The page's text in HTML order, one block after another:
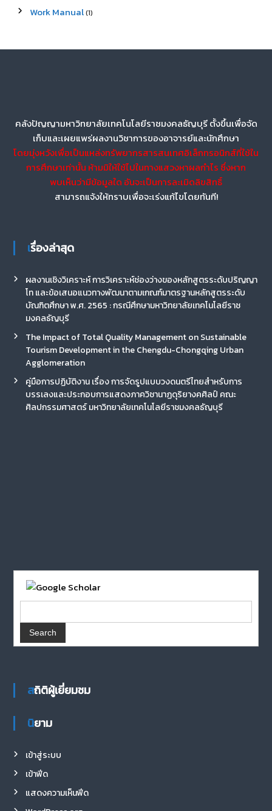
Work Manual(1)
คลังปัญญามหาวิทยาลัยเทคโนโลยีราชมงคลธัญบุรี ตั้งขึ้นเพื่อจัด
เก็บและเผยแพร่ผลงานวิชาการของอาจารย์และนักศึกษา
โดยมุ่งหวังเพื่อเป็นแหล่งทรัพยากรสารสนเทศอิเล็กทรอนิกส์ที่ใช้ใน
การศึกษาเท่านั้น ห้ามมิให้ใช้ไปในทางแสวงหาผลกำไร ซึ่งหาก
พบเห็นว่ามีข้อมูลใด อันจะเป็นการละเมิดลิขสิทธิ์
สามารถแจ้งให้ทราบเพื่อจะเร่งแก้ไขโดยทันที!
เรื่องล่าสุด
ผลงานเชิงวิเคราะห์ การวิเคราะห์ช่องว่างของหลักสูตรระดับปริญญา
โท และข้อเสนอแนวทางพัฒนาตามเกณฑ์มาตรฐานหลักสูตรระดับ
บัณฑิตศึกษา พ.ศ. 2565 : กรณีศึกษามหาวิทยาลัยเทคโนโลยีราช
มงคลธัญบุรี
The Impact of Total Quality Management on Sustainable
Tourism Development in the Chengdu-Chongqing Urban
Agglomeration
คู่มือการปฏิบัติงาน เรื่อง การจัดรูปแบบวงดนตรีไทยสำหรับการ
บรรเลงและประกอบการแสดงภาควิชานาฏดุริยางคศิลป์ คณะ
ศิลปกรรมศาสตร์ มหาวิทยาลัยเทคโนโลยีราชมงคลธัญบุรี
สถิติผู้เยี่ยมชม
นิยาม
เข้าสู่ระบบ
เข้าฟีด
แสดงความเห็นฟีด